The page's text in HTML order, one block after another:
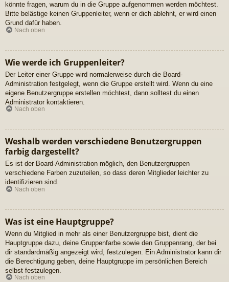
könnte fragen, warum du in die Gruppe aufgenommen werden möchtest.
Bitte belästige keinen Gruppenleiter, wenn er dich ablehnt, er wird einen
Grund dafür haben.
Nach oben
Wie werde ich Gruppenleiter?
Der Leiter einer Gruppe wird normalerweise durch die Board-
Administration festgelegt, wenn die Gruppe erstellt wird. Wenn du eine
eigene Benutzergruppe erstellen möchtest, dann solltest du einen
Administrator kontaktieren.
Nach oben
Weshalb werden verschiedene Benutzergruppen
farbig dargestellt?
Es ist der Board-Administration möglich, den Benutzergruppen
verschiedene Farben zuzuteilen, so dass deren Mitglieder leichter zu
identifizieren sind.
Nach oben
Was ist eine Hauptgruppe?
Wenn du Mitglied in mehr als einer Benutzergruppe bist, dient die
Hauptgruppe dazu, deine Gruppenfarbe sowie den Gruppenrang, der bei
dir standardmäßig angezeigt wird, festzulegen. Ein Administrator kann dir
die Berechtigung geben, deine Hauptgruppe im persönlichen Bereich
selbst festzulegen.
Nach oben